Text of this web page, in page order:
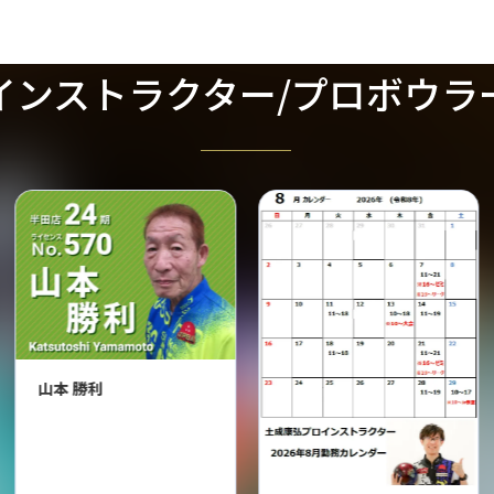
ンストラクター/プロボウラ
山本 勝利